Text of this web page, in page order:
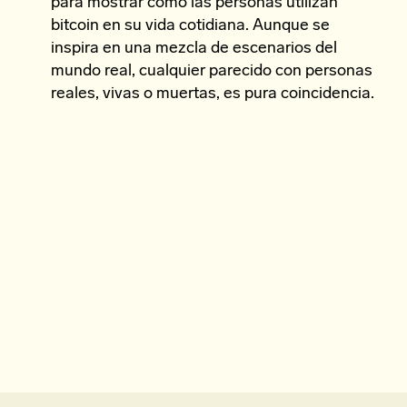
bitcoin en su vida cotidiana. Aunque se
inspira en una mezcla de escenarios del
mundo real, cualquier parecido con personas
reales, vivas o muertas, es pura coincidencia.